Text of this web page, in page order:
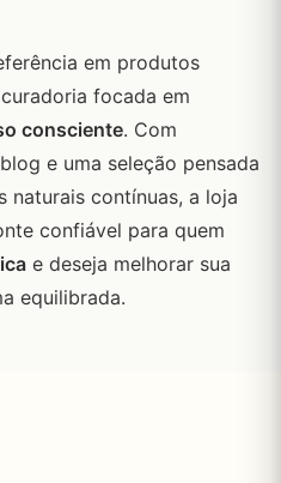
em produtos
focada em
consciente. Com
e uma seleção pensada
naturais contínuas, a loja
confiável para quem
e deseja melhorar sua
equilibrada.